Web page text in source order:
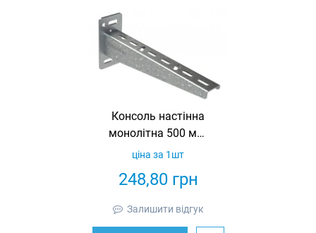
Консоль настінна
монолітна 500 мм,
товщина 2 мм,
Eurotray
248,80грн
ціна за 1шт
Залишити відгук